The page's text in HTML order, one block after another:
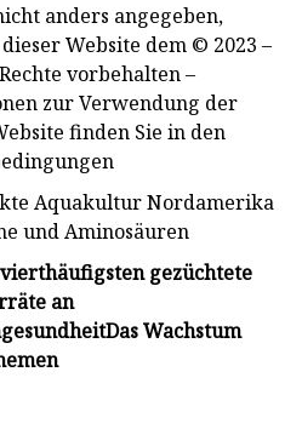
anders angegeben,
Website dem © 2023 –
vorbehalten –
zur Verwendung der
finden Sie in den
Aquakultur Nordamerika
​​und Aminosäuren
gezüchtete
an
Das Wachstum